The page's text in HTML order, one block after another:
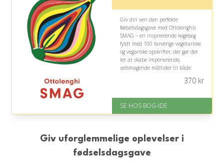
Giv din ven den perfekte
fødselsdagsgave med Ottolenghis
SMAG – en inspirerende kogebog
fyldt med 100 farverige vegetariske
og veganske opskrifter, der gør det
let at skabe imponerende,
velsmagende måltider til både
forventet leveringstid
på 4.6 ud af 5
370kr
SE HOS BOG-IDE
Giv uforglemmelige oplevelser i
fødselsdagsgave